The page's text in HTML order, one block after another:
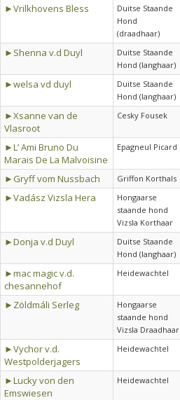
►Vrilkhovens Bless
Duitse Staande
Hond
(draadhaar)
►Shenna v.d Duyl
Duitse Staande
Hond (langhaar)
►welsa vd duyl
Duitse Staande
Hond (langhaar)
►Xsanne van de
Vlasroot
Cesky Fousek
►L’ Ami Bruno Du
Marais De La Malvoisine
Epagneul Picard
►Gryff vom Nussbach
Griffon Korthals
►Vadász Vizsla Hera
Hongaarse
staande hond
Vizsla Korthaar
►Donja v.d Duyl
Duitse Staande
Hond (langhaar)
►mac magic v.d.
chesannehof
Heidewachtel
►Zöldmáli Serleg
Hongaarse
staande hond
Vizsla Draadhaar
►Vychor v.d.
Westpolderjagers
Heidewachtel
►Lucky von den
Emswiesen
Heidewachtel